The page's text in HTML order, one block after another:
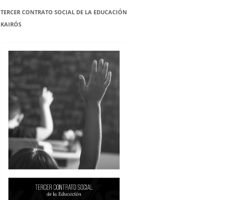
TERCER CONTRATO SOCIAL DE LA EDUCACIÓN
KAIRÓS